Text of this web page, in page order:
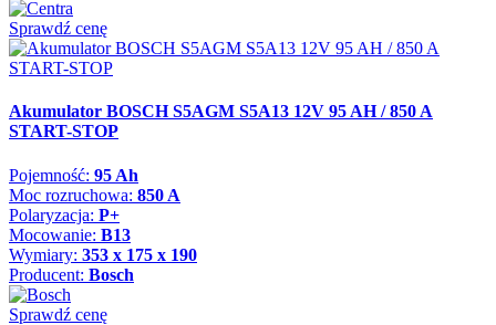
Sprawdź cenę
Akumulator BOSCH S5AGM S5A13 12V 95 AH / 850 A
START-STOP
Pojemność: 95 Ah
Moc rozruchowa: 850 A
Polaryzacja: P+
Mocowanie: B13
Wymiary: 353 x 175 x 190
Producent: Bosch
Sprawdź cenę